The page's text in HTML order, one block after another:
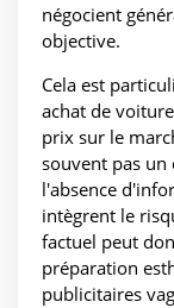
négocient
objective.
Cela est
achat de
prix sur le
souvent pas
l'absence
intègrent le
factuel peut
préparation
publicitaires